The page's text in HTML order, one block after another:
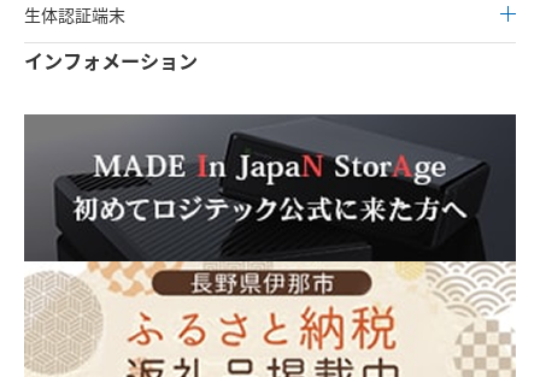
生体認証端末
インフォメーション